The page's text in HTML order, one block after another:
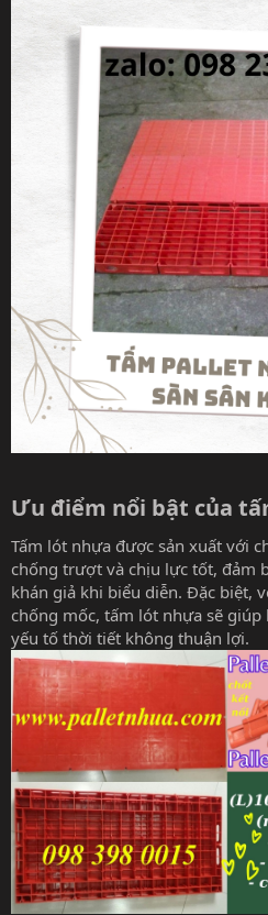
Ưu điểm nổi bật của
Tấm lót nhựa được sản xuất với
chống trượt và chịu lực tốt, đảm
khán giả khi biểu diễn. Đặc biệt,
chống mốc, tấm lót nhựa sẽ giúp
yếu tố thời tiết không thuận lợi.